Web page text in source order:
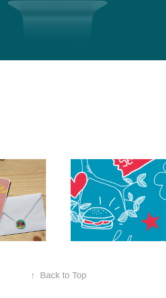
Candidature
Illustration
↑ Back to Top